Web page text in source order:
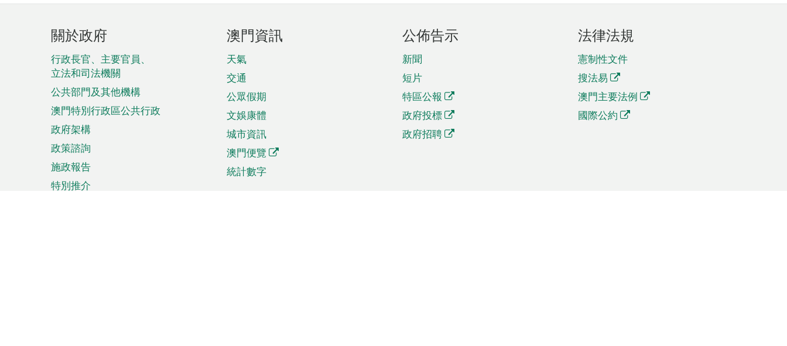
頁
腳
菜
單
關於政府
行政長官、主要官員、
立法和司法機關
公共部門及其他機構
澳門特別行政區公共行政
政府架構
政策諮詢
施政報告
特別推介
澳門資訊
天氣
交通
公眾假期
文娛康體
城市資訊
澳門便覽
統計數字
公佈告示
新聞
短片
特區公報
政府投標
政府招聘
法律法規
憲制性文件
搜法易
澳門主要法例
國際公約